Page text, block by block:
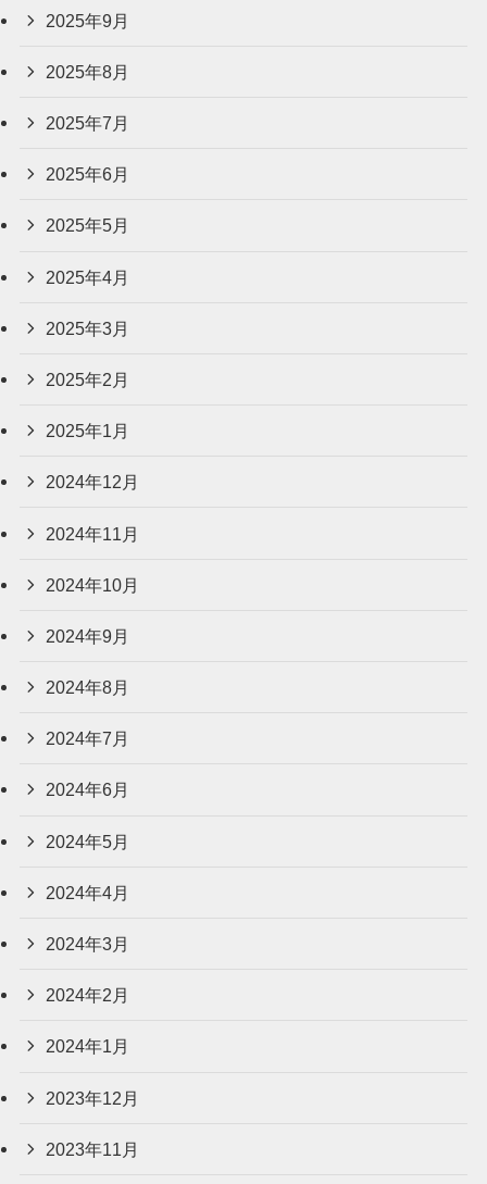
2025年9月
2025年8月
2025年7月
2025年6月
2025年5月
2025年4月
2025年3月
2025年2月
2025年1月
2024年12月
2024年11月
2024年10月
2024年9月
2024年8月
2024年7月
2024年6月
2024年5月
2024年4月
2024年3月
2024年2月
2024年1月
2023年12月
2023年11月